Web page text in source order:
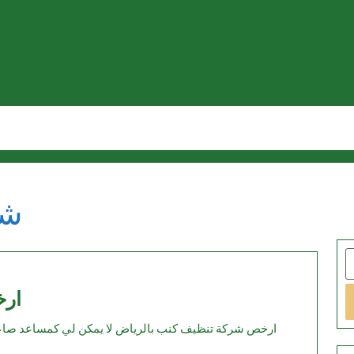
شركة
تنظيف
ارخص شركة تنظيف كنب بالرياض لا يمكن لي كمساعد صاعد التحديد بدقة أي هي الشركة الأرخص لتنظيف الكنب